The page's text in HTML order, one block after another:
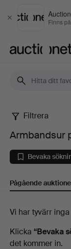
Stäng Finns
på
Woxholt
Auktioner
Filtrera
Armbandsur
Bevaka
Pågående
Pågående
auktioner
Vi har tyvärr
Klicka “Bevaka
det kommer in.